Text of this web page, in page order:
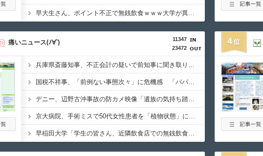
早大生さん、ポイント不正で無銭飲食ｗｗｗ大学が異例の警告へ
11347
23472
痛いニュース(ﾉ∀`)
兵庫県斎藤知事、不正会計の疑いで前知事に聞き取り調査へ
国税不祥事、「前例ない事態次々」に危機感 「パパ活」、情報漏えいも
デニー、辺野古沖事故の防カメ映像「遺族の気持ち踏まえたものかくみ取り切れず」
京大病院、手術ミスで50代女性患者を「植物状態」に 脳腫瘍摘出手術で腫瘍の無い部位を摘出してしまう
早稲田大学「学生の皆さん、近隣飲食店での無銭飲食はやめてください」
4